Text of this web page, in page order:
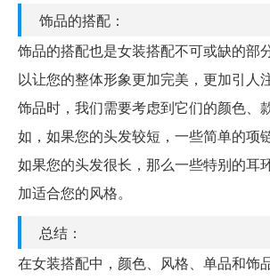
饰品的搭配：
饰品的搭配也是女装搭配不可或缺的部
以让您的整体形象更加完美，更加引人
饰品时，我们需要考虑到它们的颜色、
如，如果您的头发较短，一些简单的项
如果您的头发很长，那么一些特别的耳
加适合您的风格。
总结：
在女装搭配中，颜色、风格、单品和饰